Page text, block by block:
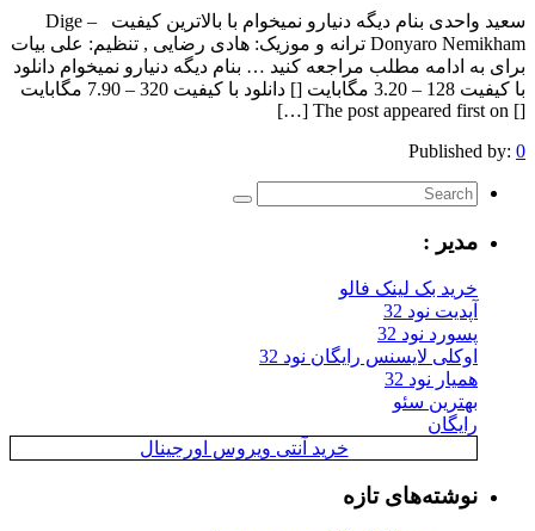
سعید واحدی بنام دیگه دنیارو نمیخوام با بالاترین کیفیت – Dige
Donyaro Nemikham ترانه و موزیک: هادی رضایی , تنظیم: علی بیات
برای به ادامه مطلب مراجعه کنید … بنام دیگه دنیارو نمیخوام دانلود
با کیفیت 128 – 3.20 مگابایت [] دانلود با کیفیت 320 – 7.90 مگابایت
[] The post appeared first on […]
Published by: 0
مدیر :
خرید بک لینک فالو
آپدیت نود 32
پسورد نود 32
اوکلی لایسنس رایگان نود 32
همیار نود 32
بهترین سئو
رایگان
خرید آنتی ویروس اورجینال
نوشته‌های تازه